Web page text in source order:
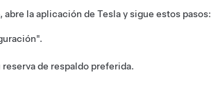
la aplicación de Tesla y sigue estos pasos:
de respaldo preferida.